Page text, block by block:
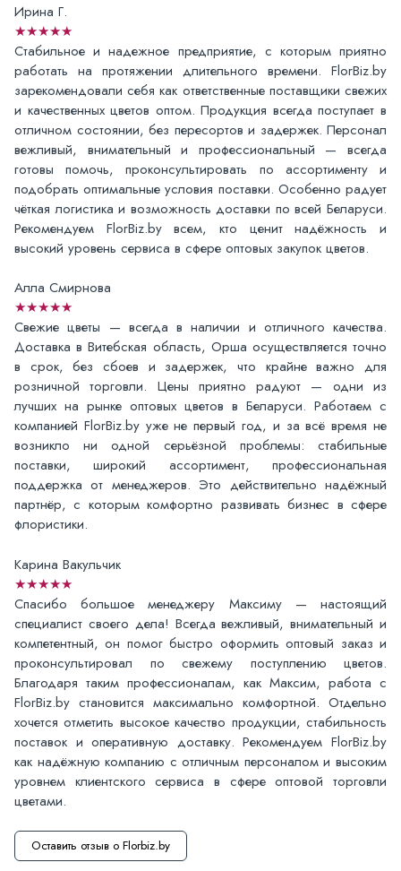
Ирина Г.
★★★★★
Стабильное и надежное предприятие, с которым приятно
работать на протяжении длительного времени. FlorBiz.by
зарекомендовали себя как ответственные поставщики свежих
и качественных цветов оптом. Продукция всегда поступает в
отличном состоянии, без пересортов и задержек. Персонал
вежливый, внимательный и профессиональный — всегда
готовы помочь, проконсультировать по ассортименту и
подобрать оптимальные условия поставки. Особенно радует
чёткая логистика и возможность доставки по всей Беларуси.
Рекомендуем FlorBiz.by всем, кто ценит надёжность и
высокий уровень сервиса в сфере оптовых закупок цветов.
Алла Смирнова
★★★★★
Свежие цветы — всегда в наличии и отличного качества.
Доставка в Витебская область, Орша осуществляется точно
в срок, без сбоев и задержек, что крайне важно для
розничной торговли. Цены приятно радуют — одни из
лучших на рынке оптовых цветов в Беларуси. Работаем с
компанией FlorBiz.by уже не первый год, и за всё время не
возникло ни одной серьёзной проблемы: стабильные
поставки, широкий ассортимент, профессиональная
поддержка от менеджеров. Это действительно надёжный
партнёр, с которым комфортно развивать бизнес в сфере
флористики.
Карина Вакульчик
★★★★★
Спасибо большое менеджеру Максиму — настоящий
специалист своего дела! Всегда вежливый, внимательный и
компетентный, он помог быстро оформить оптовый заказ и
проконсультировал по свежему поступлению цветов.
Благодаря таким профессионалам, как Максим, работа с
FlorBiz.by становится максимально комфортной. Отдельно
хочется отметить высокое качество продукции, стабильность
поставок и оперативную доставку. Рекомендуем FlorBiz.by
как надёжную компанию с отличным персоналом и высоким
уровнем клиентского сервиса в сфере оптовой торговли
цветами.
Оставить отзыв о Florbiz.by